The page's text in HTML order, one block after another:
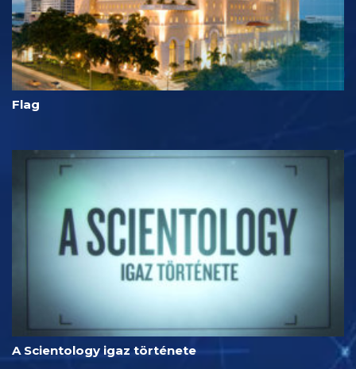
Flag
A Scientology igaz története